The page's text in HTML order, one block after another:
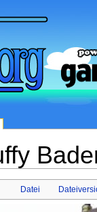
Datei